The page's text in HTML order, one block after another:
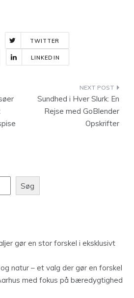
TWITTER
LINKEDIN
Sundhed i Hver Slurk: En
Rejse med GoBlender
Opskrifter
Søg
gør en stor forskel i eksklusivt
natur – et valg der gør en forskel
med fokus på bæredygtighed